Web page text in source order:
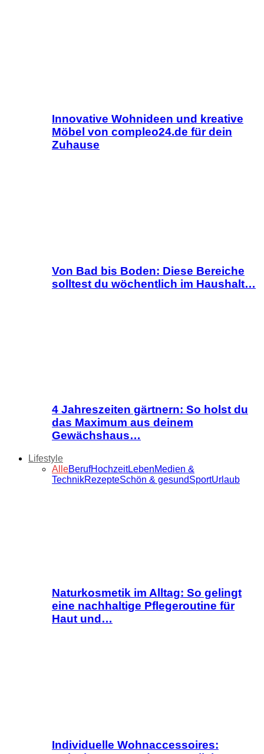
Innovative Wohnideen und kreative
Möbel von compleo24.de für dein
Zuhause
Von Bad bis Boden: Diese Bereiche
solltest du wöchentlich im Haushalt…
4 Jahreszeiten gärtnern: So holst du
das Maximum aus deinem
Gewächshaus…
Lifestyle
AlleBerufHochzeitLebenMedien &
TechnikRezepteSchön & gesundSportUrlaub
Naturkosmetik im Alltag: So gelingt
eine nachhaltige Pflegeroutine für
Haut und…
Individuelle Wohnaccessoires: